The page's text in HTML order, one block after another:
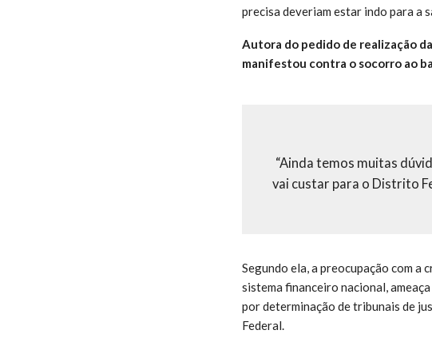
precisa deveriam estar indo para a
Autora do pedido de realização
manifestou contra o socorro ao
“Ainda temos muitas
vai custar para o Distrito
Segundo ela, a preocupação com a
sistema financeiro nacional,
por determinação de tribunais de
Federal.